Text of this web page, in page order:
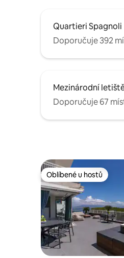
Quartieri Spagnoli
Doporučuje 392
Mezinárodní
Doporučuje 67
Oblíbené u hostů
Oblíbené u hostů